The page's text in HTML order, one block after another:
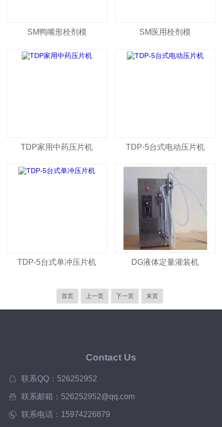
SM鸭嘴形栓剂模 SM医用栓剂模
TDP家用中药压片机 TDP-5台式电动压片机
TDP-5台式单冲压片机 DG液体定量灌装机
首页 上一页 下一页 末页
Contact Us
联系QQ：526252952
联系邮箱：526252952@qq.com
联系电话：15974226879